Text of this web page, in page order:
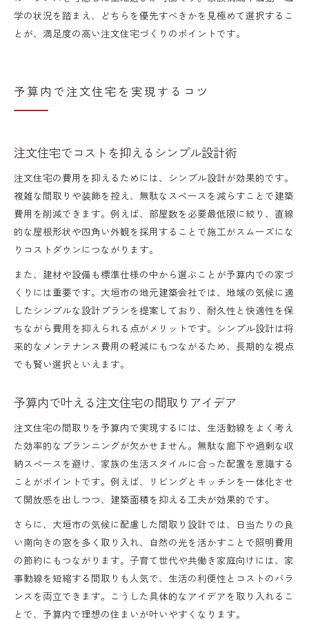
学の状況を踏まえ、どちらを優先すべきかを見極めて選択するこ
とが、満足度の高い注文住宅づくりのポイントです。
予算内で注文住宅を実現するコツ
注文住宅でコストを抑えるシンプル設計術
注文住宅の費用を抑えるためには、シンプル設計が効果的です。
複雑な間取りや装飾を控え、無駄なスペースを減らすことで建築
費用を削減できます。例えば、部屋数を必要最低限に絞り、直線
的な屋根形状や四角い外観を採用することで施工がスムーズにな
りコストダウンにつながります。
また、建材や設備も標準仕様の中から選ぶことが予算内での家づ
くりには重要です。大垣市の地元建築会社では、地域の気候に適
したシンプルな設計プランを提案しており、耐久性と快適性を保
ちながら費用を抑えられる点がメリットです。シンプル設計は将
来的なメンテナンス費用の軽減にもつながるため、長期的な視点
でも賢い選択といえます。
予算内で叶える注文住宅の間取りアイデア
注文住宅の間取りを予算内で実現するには、生活動線をよく考え
た効率的なプランニングが欠かせません。無駄な廊下や過剰な収
納スペースを避け、家族の生活スタイルに合った配置を意識する
ことがポイントです。例えば、リビングとキッチンを一体化させ
て開放感を出しつつ、建築面積を抑える工夫が効果的です。
さらに、大垣市の気候に配慮した間取り設計では、日当たりの良
い南向きの窓を多く取り入れ、自然の光を活かすことで照明費用
の節約にもつながります。子育て世代や共働き家庭向けには、家
事動線を短縮する間取りも人気で、生活の利便性とコストのバラ
ンスを両立できます。こうした具体的なアイデアを取り入れるこ
とで、予算内で理想の住まいが叶いやすくなります。